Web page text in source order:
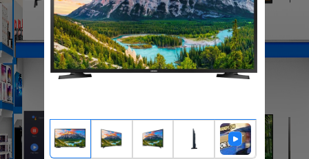
215 000F 108 000F